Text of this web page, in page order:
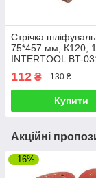
Стрічка
75*457 мм, К120,
INTERTOOL BT-
112 ₴ 130 ₴
Купити
Акційні
–16%